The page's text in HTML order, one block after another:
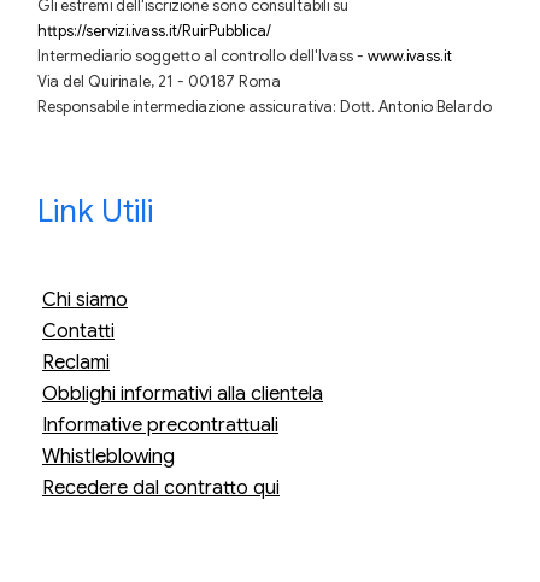
Gli estremi dell'iscrizione sono consultabili su
https://servizi.ivass.it/RuirPubblica/
Intermediario soggetto al controllo dell'Ivass - www.ivass.it
Via del Quirinale, 21 - 00187 Roma
Responsabile intermediazione assicurativa: Dott. Antonio Belardo
Link Utili
Chi siamo
Contatti
Reclami
Obblighi informativi alla clientela
Informative precontrattuali
Whistleblowing
Recedere dal contratto qui